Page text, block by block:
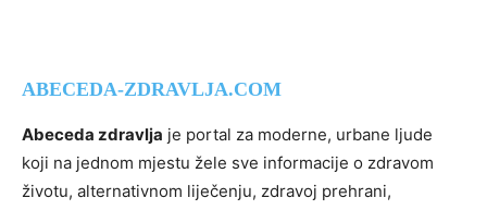
ABECEDA-ZDRAVLJA.COM
Abeceda zdravlja je portal za moderne, urbane ljude
koji na jednom mjestu žele sve informacije o zdravom
životu, alternativnom liječenju, zdravoj prehrani,